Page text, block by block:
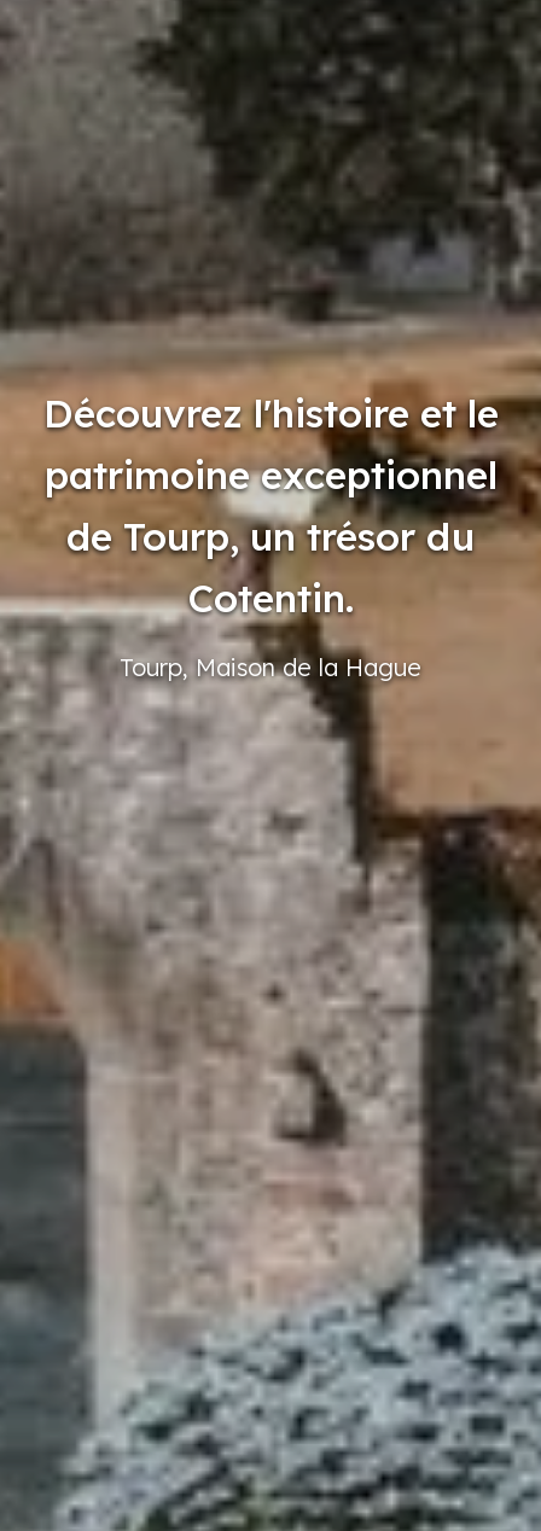
Découvrez l'histoire et le
patrimoine exceptionnel
de Tourp, un trésor du
Cotentin.
Tourp, Maison de la Hague